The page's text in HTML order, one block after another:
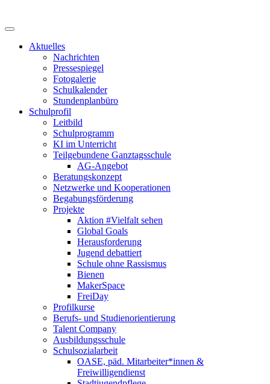
Aktuelles
Nachrichten
Pressespiegel
Fotogalerie
Schulkalender
Stundenplanbüro
Schulprofil
Leitbild
Schulprogramm
KI im Unterricht
Teilgebundene Ganztagsschule
AG-Angebot
Beratungskonzept
Netzwerke und Kooperationen
Begabungsförderung
Projekte
Aktion #Vielfalt sehen
Global Goals
Herausforderung
Jugend debattiert
Schule ohne Rassismus
Bienen
MakerSpace
FreiDay
Profilkurse
Berufs- und Studienorientierung
Talent Company
Ausbildungsschule
Schulsozialarbeit
OASE, päd. Mitarbeiter*innen &
Freiwilligendienst